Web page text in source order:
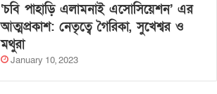
‘চবি পাহাড়ি এলামনাই এসোসিয়েশন’ এর
আত্মপ্রকাশ: নেতৃত্বে গৈরিকা, সুখেশ্বর ও
মথুরা
January 10, 2023